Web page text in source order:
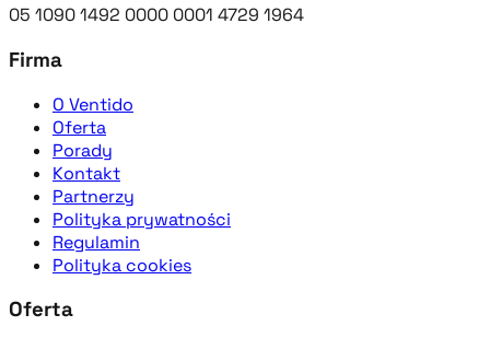
05 1090 1492 0000 0001 4729 1964
Firma
O Ventido
Oferta
Porady
Kontakt
Partnerzy
Polityka prywatności
Regulamin
Polityka cookies
Oferta